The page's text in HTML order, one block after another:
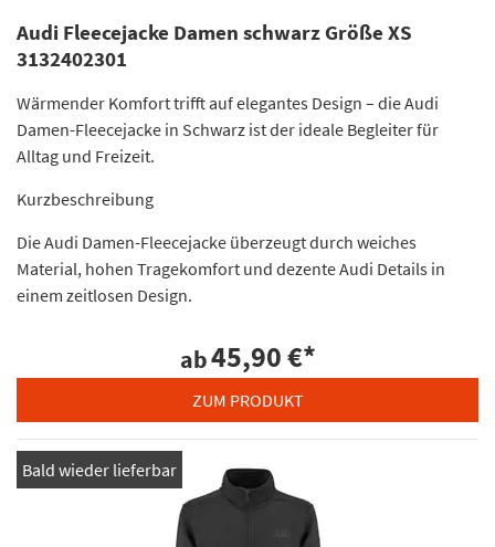
Audi Fleecejacke Damen schwarz Größe XS
3132402301
Wärmender Komfort trifft auf elegantes Design – die Audi
Damen-Fleecejacke in Schwarz ist der ideale Begleiter für
Alltag und Freizeit.
Kurzbeschreibung
Die Audi Damen-Fleecejacke überzeugt durch weiches
Material, hohen Tragekomfort und dezente Audi Details in
einem zeitlosen Design.
ab45,90 €*
ZUM PRODUKT
Bald wieder lieferbar